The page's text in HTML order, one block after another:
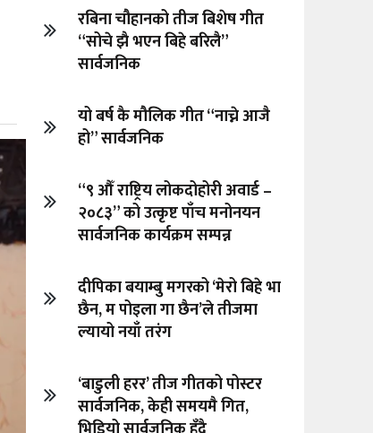
रबिना चौहानको तीज बिशेष गीत
“सोचे झै भएन बिहे बरिलै”
सार्वजनिक
यो बर्ष कै मौलिक गीत “नाच्ने आजै
हो” सार्वजनिक
“९ औँ राष्ट्रिय लोकदोहोरी अवार्ड –
२०८३” को उत्कृष्ट पाँच मनोनयन
सार्वजनिक कार्यक्रम सम्पन्न
दीपिका बयाम्बु मगरको ‘मेरो बिहे भा
छैन, म पोइला गा छैन’ले तीजमा
ल्यायो नयाँ तरंग
‘बाडुली हरर’ तीज गीतको पोस्टर
सार्वजनिक, केही समयमै गित,